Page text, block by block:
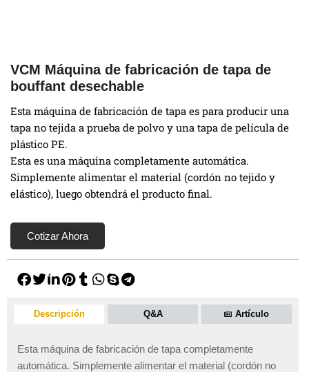
VCM Máquina de fabricación de tapa de
bouffant desechable
Esta máquina de fabricación de tapa es para producir una
tapa no tejida a prueba de polvo y una tapa de película de
plástico PE.
Esta es una máquina completamente automática.
Simplemente alimentar el material (cordón no tejido y
elástico), luego obtendrá el producto final.
Cotizar Ahora
Descripción Q&A Artículo
Esta máquina de fabricación de tapa completamente
automática. Simplemente alimentar el material (cordón no